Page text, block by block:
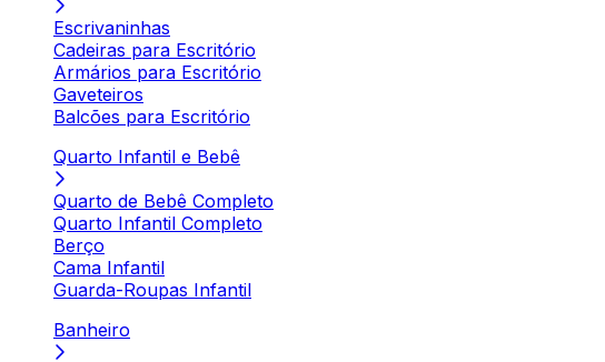
Escrivaninhas
Cadeiras para Escritório
Armários para Escritório
Gaveteiros
Balcões para Escritório
Quarto Infantil e Bebê
Quarto de Bebê Completo
Quarto Infantil Completo
Berço
Cama Infantil
Guarda-Roupas Infantil
Banheiro